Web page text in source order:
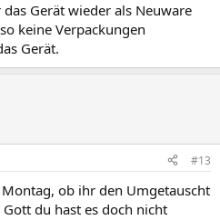
Gerät wieder als Neuware
keine Verpackungen
Gerät.
#13
ob ihr den Umgetauscht
du hast es doch nicht